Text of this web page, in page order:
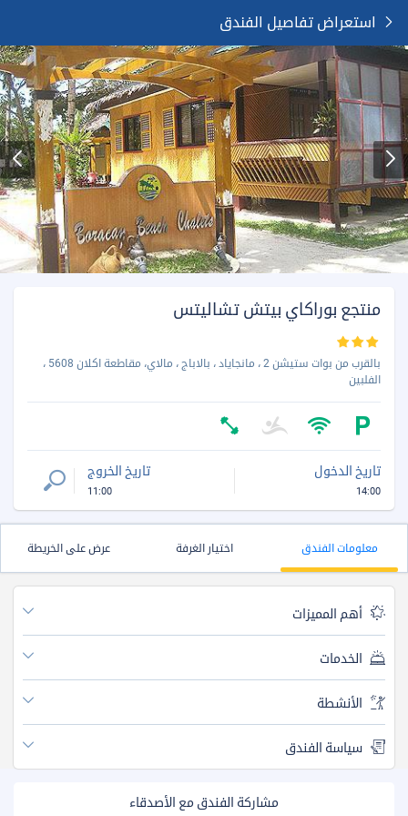
استعراض تفاصيل الفندق
منتجع بوراكاي بيتش تشاليتس
بالقرب من بوات ستيشن 2 ، مانجاياد ، بالاباج ، مالاي، مقاطعة اكلان 5608 ،
الفلبين
تاريخ الدخول
14:00
تاريخ الخروج
11:00
معلومات الفندق اختيار الغرفة عرض على الخريطة
أهم المميزات
الخدمات
الأنشطة
سياسة الفندق
مشاركة الفندق مع الأصدقاء